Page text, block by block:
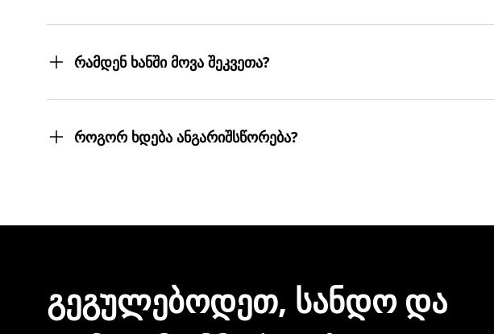
სასურველ მისამართებზე მოგიტანთ. მიტანის სერვისი უფასოა.
რამდენ ხანში მოვა შეკვეთა?
თუმცა, ჩვენ ისეთი ყოჩაღები ვართ, 3 სამუშაო დღეც არ დაგვჭირდება.
როგორ ხდება ანგარიშსწორება?
ᲒᲔᲒᲣᲚᲔᲑᲝᲓᲔᲗ, ᲡᲐᲜᲓᲝ ᲓᲐ